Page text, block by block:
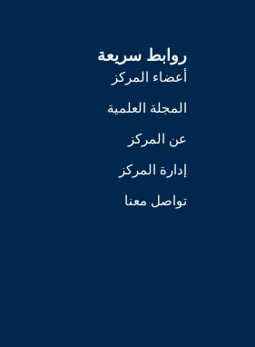
روابط سريعة
أعضاء المركز
المجلة العلمية
عن المركز
إدارة المركز
تواصل معنا